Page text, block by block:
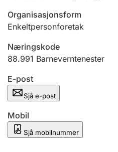
Andre tema
Organisasjonsform
Enkeltpersonforetak
Næringskode
88.991 Barneverntenester
E-post
Sjå e-post
Mobil
Sjå mobilnummer